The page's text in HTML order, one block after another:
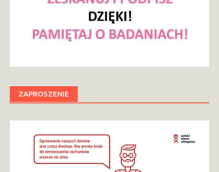
ZAPROSZENIE